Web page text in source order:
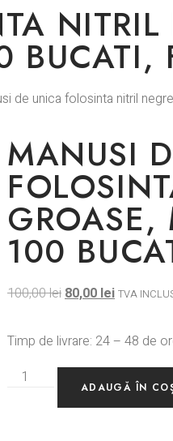
NITRIL
BUCATI,
de unica folosinta nitril
MANUSI
GROASE,
100
100,00lei80,00lei TVA
Timp de livrare: 24 – 48 de
ADAUGĂ ÎN